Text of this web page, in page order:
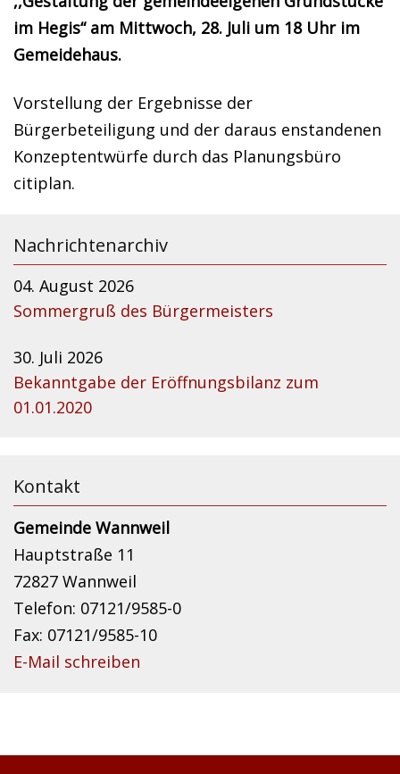
im Hegis“ am Mittwoch, 28. Juli um 18 Uhr im
Gemeidehaus.
Vorstellung der Ergebnisse der
Bürgerbeteiligung und der daraus enstandenen
Konzeptentwürfe durch das Planungsbüro
citiplan.
Nachrichtenarchiv
04. August 2026
Sommergruß des Bürgermeisters
30. Juli 2026
Bekanntgabe der Eröffnungsbilanz zum
01.01.2020
Kontakt
Gemeinde Wannweil
Hauptstraße 11
72827 Wannweil
Telefon: 07121/9585-0
Fax: 07121/9585-10
E-Mail schreiben